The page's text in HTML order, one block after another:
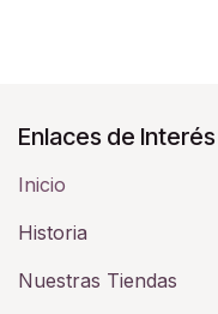
Enlaces de Interés
Inicio
Historia​
Nuestras Tiendas